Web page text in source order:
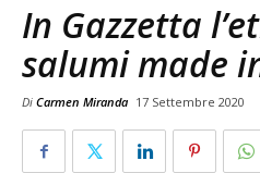
In Gazzetta
salumi made
Di Carmen Miranda 17 Settembre 2020